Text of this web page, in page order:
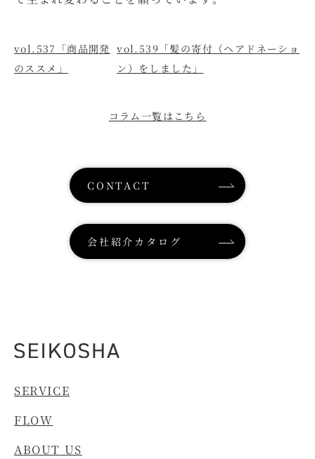
vol.537「商品開発
のススメ」
vol.539「髪の寄付（ヘアドネーショ
ン）をしました」
コラム一覧はこちら
CONTACT
会社紹介カタログ
SERVICE
FLOW
ABOUT US